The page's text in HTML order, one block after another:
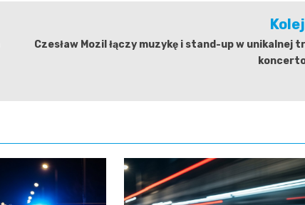
Czesław Mozil łączy muzykę i stand-up w unikalnej